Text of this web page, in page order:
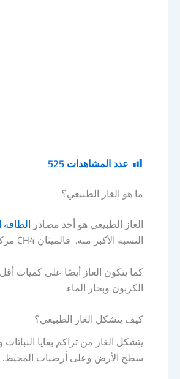
عدد المشاهدات 525
ما هو الغاز الطبيعي؟
الغاز الطبيعي هو أحد مصادرالطاقة
النسبة الأكبر منه. فالميثان CH4 مركب يحتوي على ذرة كربون واحدة و 4 ذرات هيدروجين.
الكربون وبخار الماء.
كيف يتشكل الغاز الطبيعي؟
يتشكل الغاز من تراكم بقايا
سطح الأرض وعلى أرضيات المحيط.